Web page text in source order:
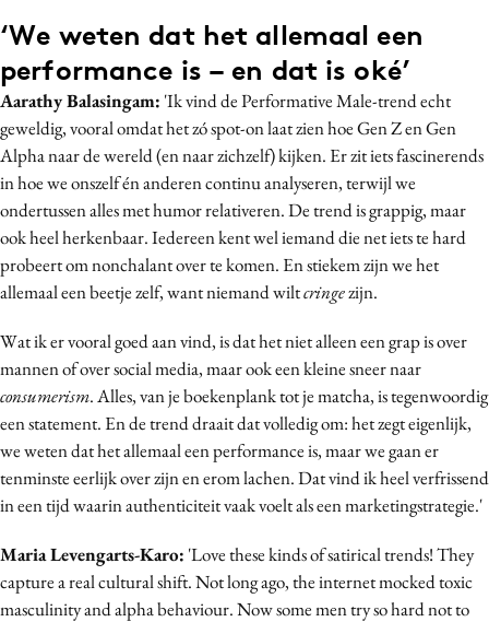
‘We weten dat het allemaal een
performance is – en dat is oké’
Aarathy Balasingam: 'Ik vind de Performative Male-trend echt
geweldig, vooral omdat het zó spot-on laat zien hoe Gen Z en Gen
Alpha naar de wereld (en naar zichzelf) kijken. Er zit iets fascinerends
in hoe we onszelf én anderen continu analyseren, terwijl we
ondertussen alles met humor relativeren. De trend is grappig, maar
ook heel herkenbaar. Iedereen kent wel iemand die net iets te hard
probeert om nonchalant over te komen. En stiekem zijn we het
allemaal een beetje zelf, want niemand wiltcringezijn.
Wat ik er vooral goed aan vind, is dat het niet alleen een grap is over
mannen of over social media, maar ook een kleine sneer naar
consumerism. Alles, van je boekenplank tot je matcha, is tegenwoordig
een statement. En de trend draait dat volledig om: het zegt eigenlijk,
we weten dat het allemaal een performance is, maar we gaan er
tenminste eerlijk over zijn en erom lachen. Dat vind ik heel verfrissend
in een tijd waarin authenticiteit vaak voelt als een marketingstrategie.'
Maria Levengarts-Karo: 'Love these kinds of satirical trends! They
capture a real cultural shift. Not long ago, the internet mocked toxic
masculinity and alpha behaviour. Now some men try so hard not to